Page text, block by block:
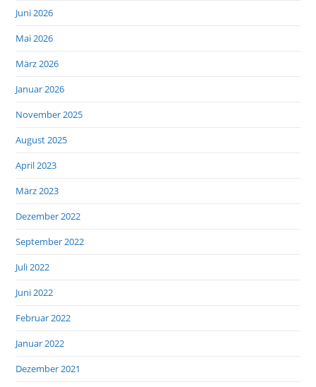
Juni 2026
Mai 2026
März 2026
Januar 2026
November 2025
August 2025
April 2023
März 2023
Dezember 2022
September 2022
Juli 2022
Juni 2022
Februar 2022
Januar 2022
Dezember 2021